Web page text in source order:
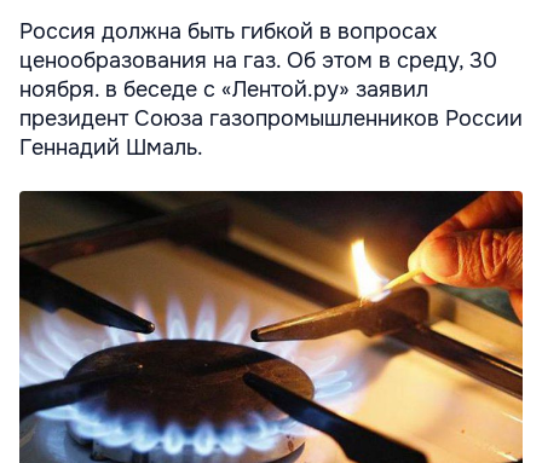
Россия должна быть гибкой в вопросах
ценообразования на газ. Об этом в среду, 30
ноября. в беседе с «Лентой.ру» заявил
президент Союза газопромышленников России
Геннадий Шмаль.